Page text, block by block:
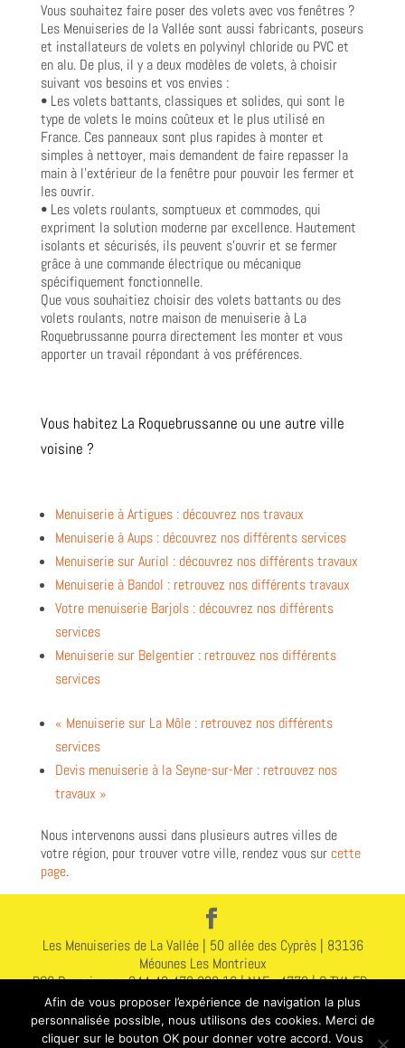
Vous souhaitez faire poser des volets avec vos fenêtres ?
Les Menuiseries de la Vallée sont aussi fabricants, poseurs
et installateurs de volets en polyvinyl chloride ou PVC et
en alu. De plus, il y a deux modèles de volets, à choisir
suivant vos besoins et vos envies :
• Les volets battants, classiques et solides, qui sont le
type de volets le moins coûteux et le plus utilisé en
France. Ces panneaux sont plus rapides à monter et
simples à nettoyer, mais demandent de faire repasser la
main à l’extérieur de la fenêtre pour pouvoir les fermer et
les ouvrir.
• Les volets roulants, somptueux et commodes, qui
expriment la solution moderne par excellence. Hautement
isolants et sécurisés, ils peuvent s’ouvrir et se fermer
grâce à une commande électrique ou mécanique
spécifiquement fonctionnelle.
Que vous souhaitiez choisir des volets battants ou des
volets roulants, notre maison de menuiserie à La
Roquebrussanne pourra directement les monter et vous
apporter un travail répondant à vos préférences.
Vous habitez La Roquebrussanne ou une autre ville
voisine ?
Menuiserie à Artigues : découvrez nos travaux
Menuiserie à Aups : découvrez nos différents services
Menuiserie sur Auriol : découvrez nos différents travaux
Menuiserie à Bandol : retrouvez nos différents travaux
Votre menuiserie Barjols : découvrez nos différents
services
Menuiserie sur Belgentier : retrouvez nos différents
services
« Menuiserie sur La Môle : retrouvez nos différents
services
Devis menuiserie à la Seyne-sur-Mer : retrouvez nos
travaux »
Nous intervenons aussi dans plusieurs autres villes de
votre région, pour trouver votre ville, rendez vous sur cette
page.
Les Menuiseries de La Vallée | 50 allée des Cyprès | 83136
Méounes Les Montrieux
RCS Draguignan : 844 43 478 000 16 | NAF : 4778 | C TVA FR :
578 444 314 78
Assurance : N A283251912155372 GAN 2 | Avenue du 8 Mai |
83400 Hyères
Afin de vous proposer l’expérience de navigation la plus
personnalisée possible, nous utilisons des cookies. Merci de
cliquer sur le bouton OK pour donner votre accord. Vous